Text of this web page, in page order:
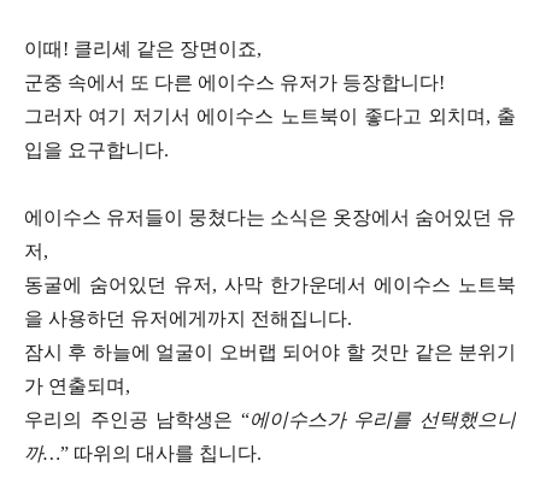
이때! 클리셰 같은 장면이죠,
군중 속에서 또 다른 에이수스 유저가 등장합니다!
그러자 여기 저기서 에이수스 노트북이 좋다고 외치며, 출
입을 요구합니다.
에이수스 유저들이 뭉쳤다는 소식은 옷장에서 숨어있던 유
저,
동굴에 숨어있던 유저, 사막 한가운데서 에이수스 노트북
을 사용하던 유저에게까지 전해집니다.
잠시 후 하늘에 얼굴이 오버랩 되어야 할 것만 같은 분위기
가 연출되며,
우리의 주인공 남학생은 “에이수스가 우리를 선택했으니
까…” 따위의 대사를 칩니다.